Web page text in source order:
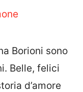
Borioni sono
Belle, felici
d’amore